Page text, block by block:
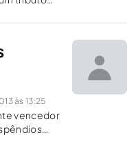
taxa, e
às 13:25
vencedor